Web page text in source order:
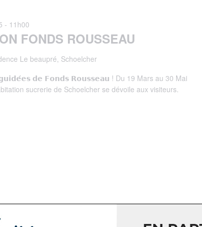
FONDS ROUSSEAU
- 11h00
Le beaupré, Schoelcher
𝗱𝗲 𝗙𝗼𝗻𝗱𝘀 𝗥𝗼𝘂𝘀𝘀𝗲𝗮𝘂 ! Du 19 Mars au 30 Mai
sucrerie de Schoelcher se dévoile aux visiteurs.